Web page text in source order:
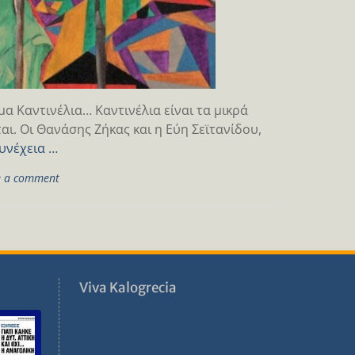
Καντινέλια είναι τα μικρά
Οι Θανάσης Ζήκας και η Εύη Σεϊτανίδου,
…
a comment
Viva Kalogrecia